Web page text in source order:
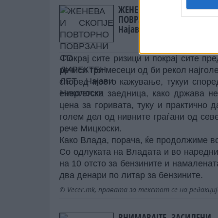
ЖЕНЕВА И СКОПЈЕ
ПОВРЗАНИ СО ДИРЕКТЕН
Најави Николоски
-Покрај сите ризици и покрај сите
речиси три месеци од би рекол
според моето кажување, тукуи
енергетска заедница, како држава
цена за горивата, туку и практично
голем дел од нивните граѓани од
рече Мицкоски.
Како Влада, порача, ќе продолжиме
Со одлуката на Владата и во
на 10 отсто за бензините и
два денари по литар за бензините.
© Vecer.mk, правата за текстот се на